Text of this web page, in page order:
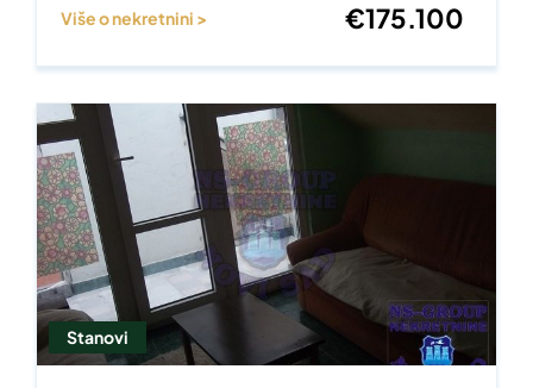
Više o nekretnini > €175.100
Stanovi